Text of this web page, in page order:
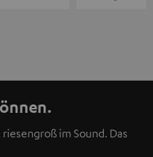
im Sound. Das